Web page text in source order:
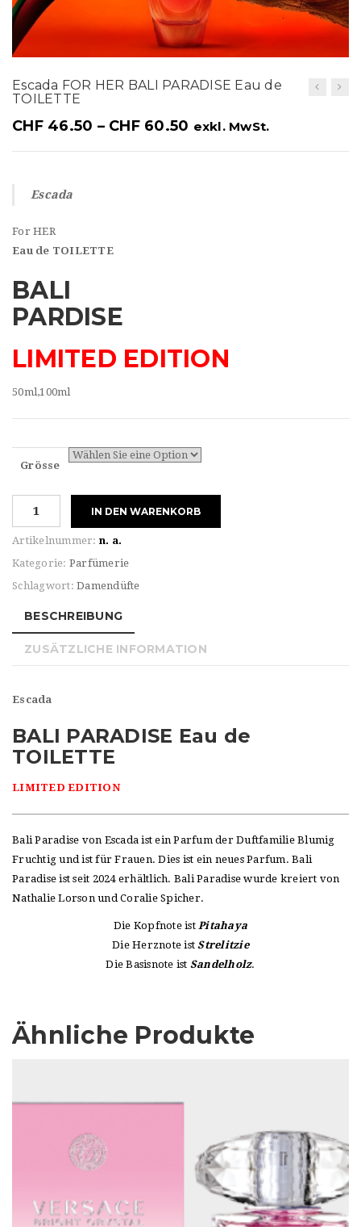
t
i
o
n
Escada FOR HER BALI PARADISE Eau de
TOILETTE
CHF46.50 – CHF60.50 exkl. MwSt.
Escada
For HER
Eau de TOILETTE
BALI
PARDISE
LIMITED EDITION
50ml,100ml
Grösse
HER
Eau
de
Menge
IN DEN WARENKORB
Artikelnummer: n. a.
Kategorie: Parfümerie
Schlagwort: Damendüfte
BESCHREIBUNG
ZUSÄTZLICHE INFORMATION
Escada
BALI PARADISE Eau de
TOILETTE
LIMITED EDITION
Bali Paradise von Escada ist ein Parfum der Duftfamilie Blumig
Fruchtig und ist für Frauen. Dies ist ein neues Parfum. Bali
Paradise ist seit 2024 erhältlich. Bali Paradise wurde kreiert von
Nathalie Lorson und Coralie Spicher.
Die Kopfnote ist Pitahaya
Die Herznote istStrelitzie
Die Basisnote ist Sandelholz.
Ähnliche Produkte